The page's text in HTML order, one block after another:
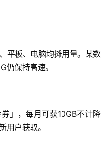
平板、电脑均摊用量。某数
仍保持高速。
」，每月可获10GB不计降
用户获取。